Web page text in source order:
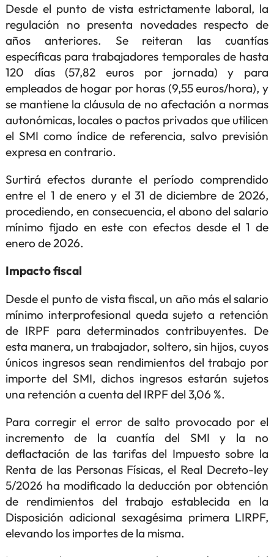
Desde el punto de vista estrictamente laboral, la
regulación no presenta novedades respecto de
años anteriores. Se reiteran las cuantías
específicas para trabajadores temporales de hasta
120 días (57,82 euros por jornada) y para
empleados de hogar por horas (9,55 euros/hora), y
se mantiene la cláusula de no afectación a normas
autonómicas, locales o pactos privados que utilicen
el SMI como índice de referencia, salvo previsión
expresa en contrario.
Surtirá efectos durante el período comprendido
entre el 1 de enero y el 31 de diciembre de 2026,
procediendo, en consecuencia, el abono del salario
mínimo fijado en este con efectos desde el 1 de
enero de 2026.
Impacto fiscal
Desde el punto de vista fiscal, un año más el salario
mínimo interprofesional queda sujeto a retención
de IRPF para determinados contribuyentes. De
esta manera, un trabajador, soltero, sin hijos, cuyos
únicos ingresos sean rendimientos del trabajo por
importe del SMI, dichos ingresos estarán sujetos
una retención a cuenta del IRPF del 3,06 %.
Para corregir el error de salto provocado por el
incremento de la cuantía del SMI y la no
deflactación de las tarifas del Impuesto sobre la
Renta de las Personas Físicas, el Real Decreto-ley
5/2026 ha modificado la deducción por obtención
de rendimientos del trabajo establecida en la
Disposición adicional sexagésima primera LIRPF,
elevando los importes de la misma.